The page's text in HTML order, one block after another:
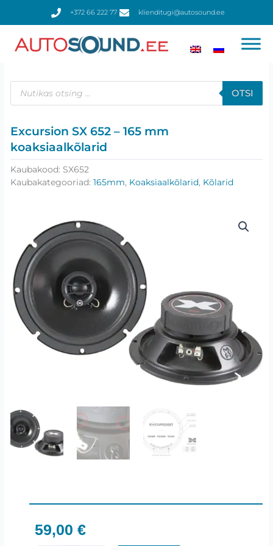
+372 66 222 77 klienditugi@autosound.ee
Products
search
OTSI
Excursion SX 652 – 165 mm
koaksiaalkõlarid
Kaubakood: SX652
Kaubakategooriad: 165mm, Koaksiaalkõlarid, Kõlarid
59,00 €